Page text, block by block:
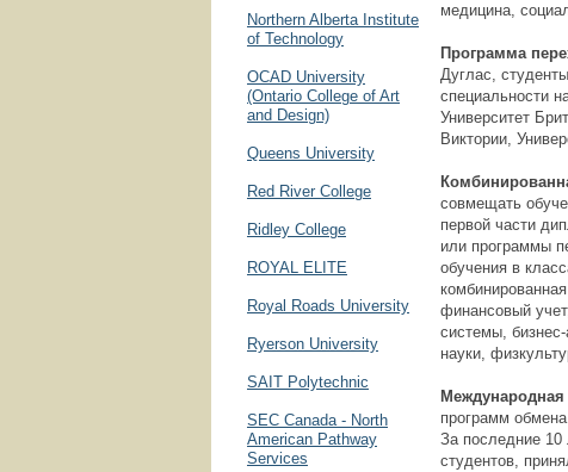
Northern Alberta Institute
of Technology
OCAD University
(Ontario College of Art
and Design)
Queens University
Red River College
Ridley College
ROYAL ELITE
Royal Roads University
Ryerson University
SAIT Polytechnic
SEC Canada - North
American Pathway
Services
медицина,
Программа
Дуглас,
специальности
Университет
Виктории,
совмещать
первой части
или программы
обучения в
финансовый
системы,
науки,
программ
За последние 10
студентов,